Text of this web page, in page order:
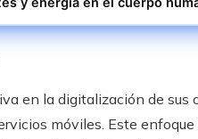
en la digitalización de sus
móviles. Este